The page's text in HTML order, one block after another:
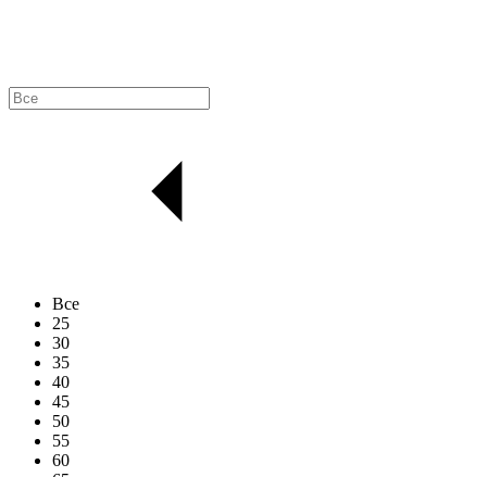
Все
25
30
35
40
45
50
55
60